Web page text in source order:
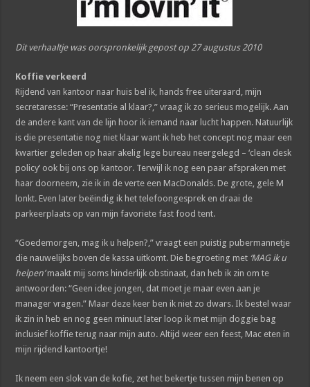
Dit verhaaltje was oorspronkelijk gepost op 27 augustus 2010
Koffie verkeerd
Rijdend van kantoor naar huis bel ik, hands free uiteraard, mijn
secretaresse: “Presentatie al klaar?,” vraag ik zo serieus mogelijk. Aan
de andere kant van de lijn hoor ik iemand naar lucht happen. Natuurlijk
is die presentatie nog niet klaar want ik heb het concept nog maar een
kwartier geleden op haar akelig lege bureau neergelegd – ‘clean desk
policy’ ook bij ons op kantoor. Terwijl ik nog een paar afspraken met
haar doorneem, zie ik in de verte een MacDonalds. De grote, gele M
lonkt. Even later beëindig ik het telefoongesprek en draai de
parkeerplaats op van mijn favoriete fast food tent.
“Goedemorgen, mag ik u helpen?,” vraagt een puistig pubermannetje
die nauwelijks boven de kassa uitkomt. Die begroeting met ‘MAG ik u
helpen’maakt mij soms hinderlijk obstinaat, dan heb ik zin om te
antwoorden: “Geen idee jongen, dat moet je maar even aan je
manager vragen.” Maar deze keer ben ik niet zo dwars. Ik bestel waar
ik zin in heb en nog geen minuut later loop ik met mijn doggie bag
inclusief koffie terug naar mijn auto. Altijd weer een feest, Mac eten in
mijn rijdend kantoortje!
Ik neem een slok van de kofie, zet het bekertje tussen mijn benen op